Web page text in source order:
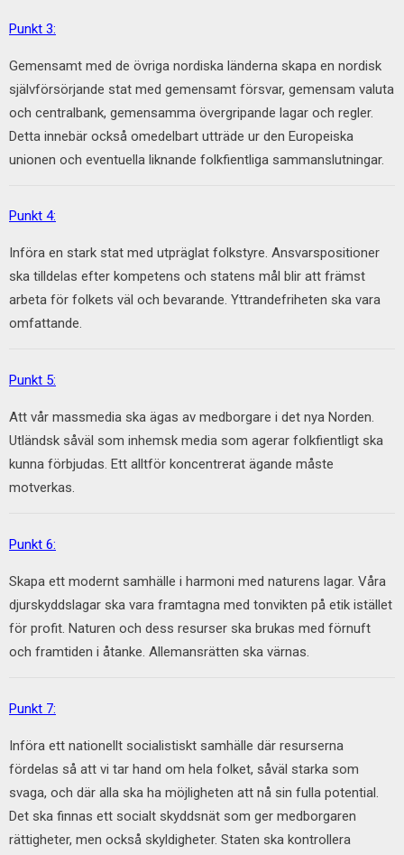
Punkt 3:
Gemensamt med de övriga nordiska länderna skapa en nordisk
självförsörjande stat med gemensamt försvar, gemensam valuta
och centralbank, gemensamma övergripande lagar och regler.
Detta innebär också omedelbart utträde ur den Europeiska
unionen och eventuella liknande folkfientliga sammanslutningar.
Punkt 4:
Införa en stark stat med utpräglat folkstyre. Ansvarspositioner
ska tilldelas efter kompetens och statens mål blir att främst
arbeta för folkets väl och bevarande. Yttrandefriheten ska vara
omfattande.
Punkt 5:
Att vår massmedia ska ägas av medborgare i det nya Norden.
Utländsk såväl som inhemsk media som agerar folkfientligt ska
kunna förbjudas. Ett alltför koncentrerat ägande måste
motverkas.
Punkt 6:
Skapa ett modernt samhälle i harmoni med naturens lagar. Våra
djurskyddslagar ska vara framtagna med tonvikten på etik istället
för profit. Naturen och dess resurser ska brukas med förnuft
och framtiden i åtanke. Allemansrätten ska värnas.
Punkt 7:
Införa ett nationellt socialistiskt samhälle där resurserna
fördelas så att vi tar hand om hela folket, såväl starka som
svaga, och där alla ska ha möjligheten att nå sin fulla potential.
Det ska finnas ett socialt skyddsnät som ger medborgaren
rättigheter, men också skyldigheter. Staten ska kontrollera